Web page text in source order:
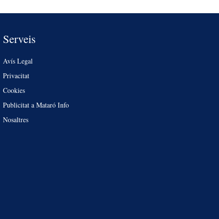
Serveis
Avís Legal
Privacitat
Cookies
Publicitat a Mataró Info
Nosaltres